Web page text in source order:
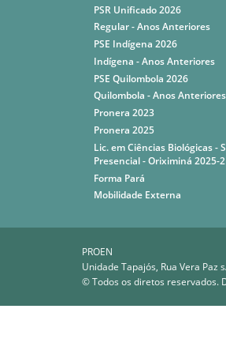
PSR Unificado 2026
Regular - Anos Anteriores
PSE Indígena 2026
Indígena - Anos Anteriores
PSE Quilombola 2026
Quilombola - Anos Anteriores
Pronera 2023
Pronera 2025
Lic. em Ciências Biológicas -
Presencial - Oriximiná 2025-2
Forma Pará
Mobilidade Externa
PROEN
Unidade Tapajós, Rua Vera Paz
© Todos os diretos reservados.